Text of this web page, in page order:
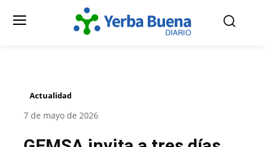
Actualidad
7 de mayo de 2026